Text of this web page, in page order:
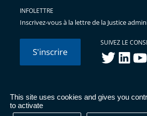
This site uses cookies and gives you
to activate
INFOLETTRE
Inscrivez-vous à la lettre de la Justice
S'inscrire
SUIVEZ LE
twitterlinkedIn
© Conseil d'État 2026 - Mentions légales
personnelles-Publications administratives